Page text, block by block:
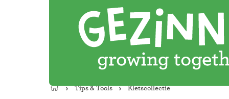
Terug
Tips & Tools Kletscollectie